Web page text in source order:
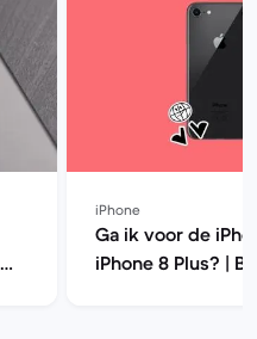
iPhone
Ga ik voor de
iPhone 8 Plus? |